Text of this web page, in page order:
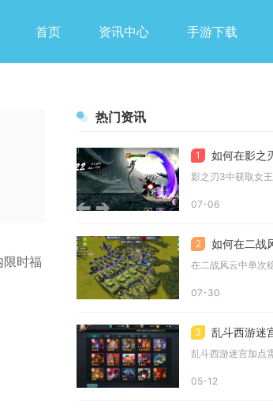
首页 资讯中心 手游下载
时福
热门资讯
1 如何在影之刃3
07-06
2 如何在二战风
07-30
3 乱斗西游迷宫加点
05-12